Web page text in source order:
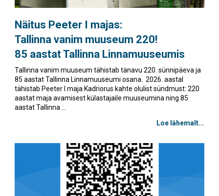
Näitus Peeter I majas:
Tallinna vanim muuseum 220!
85 aastat Tallinna Linnamuuseumis
Tallinna vanim muuseum tähistab tänavu 220. sünnipäeva ja
85 aastat Tallinna Linnamuuseumi osana. 2026. aastal
tähistab Peeter I maja Kadriorus kahte olulist sündmust: 220
aastat maja avamisest külastajaile muuseumina ning 85
aastat Tallinna ...
Loe lähemalt...